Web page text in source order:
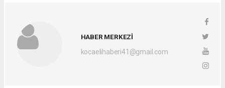
HABER MERKEZİ
kocaelihaberi41@gmail.com